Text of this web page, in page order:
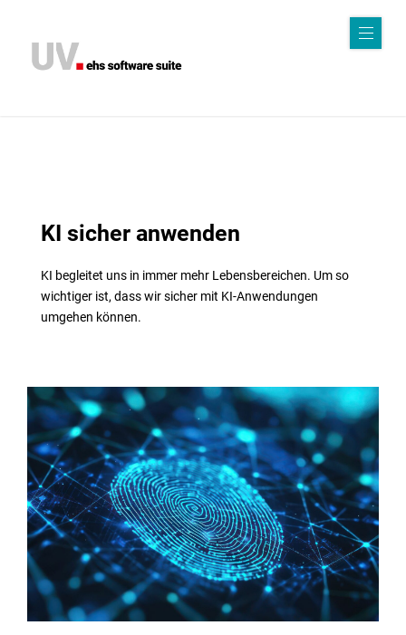
KI sicher anwenden
KI begleitet uns in immer mehr Lebensbereichen. Um so
wichtiger ist, dass wir sicher mit KI-Anwendungen
umgehen können.
Kri
nag
e
n
E-
Lea
rni